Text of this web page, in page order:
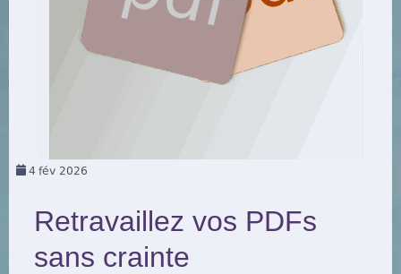
4fév 2026
Retravaillez vos PDFs
sans crainte